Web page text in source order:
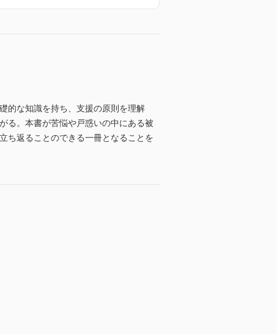
的な知識を持ち、支援の原則を理解
る。本書が苦悩や戸惑いの中にある被
ち返ることのできる一冊となることを